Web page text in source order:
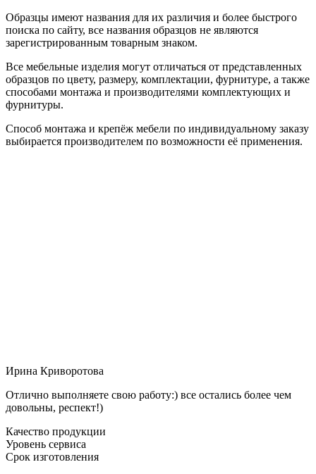
Образцы имеют названия для их различия и более быстрого
поиска по сайту, все названия образцов не являются
зарегистрированным товарным знаком.
Все мебельные изделия могут отличаться от представленных
образцов по цвету, размеру, комплектации, фурнитуре, а также
способами монтажа и производителями комплектующих и
фурнитуры.
Способ монтажа и крепёж мебели по индивидуальному заказу
выбирается производителем по возможности её применения.
Ирина Криворотова
Отлично выполняете свою работу:) все остались более чем
довольны, респект!)
Качество продукции
Уровень сервиса
Срок изготовления